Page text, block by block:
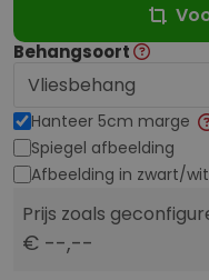
Behangsoort
Hanteer 5cm marge
Spiegel afbeelding
Afbeelding in zwart/wit
Prijs zoals
€ --,--